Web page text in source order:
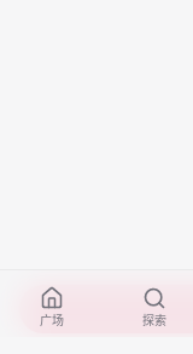
广场 探索